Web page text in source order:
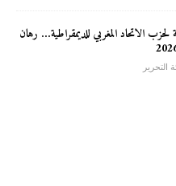
لحزب الاتحاد المغربي للديمقراطية… رهان
التحرير